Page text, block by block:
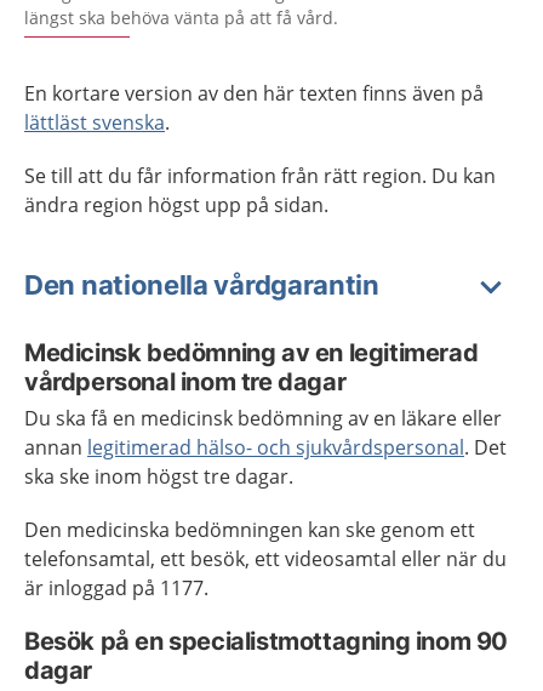
längst ska behöva vänta på att få vård.
En kortare version av den här texten finns även på
lättläst svenska.
Se till att du får information från rätt region. Du kan
ändra region högst upp på sidan.
Den nationella vårdgarantin
Medicinsk bedömning av en legitimerad
vårdpersonal inom tre dagar
Du ska få en medicinsk bedömning av en läkare eller
annan legitimerad hälso- och sjukvårdspersonal. Det
ska ske inom högst tre dagar.
Den medicinska bedömningen kan ske genom ett
telefonsamtal, ett besök, ett videosamtal eller när du
är inloggad på 1177.
Besök på en specialistmottagning inom 90
dagar